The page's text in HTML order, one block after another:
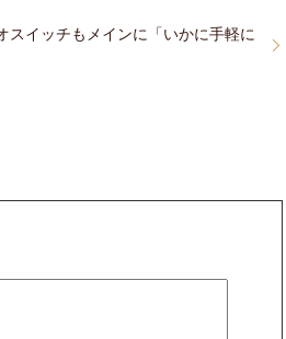
イッチもメインに「いかに手軽に